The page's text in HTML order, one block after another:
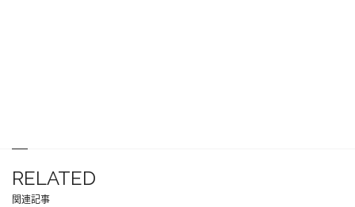
RELATED
関連記事